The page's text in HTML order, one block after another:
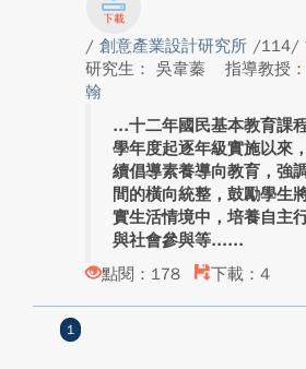
/ 創意產業設計研究所 /114/
研究生： 吳韋蓁
指導教授：
翰
十二年國民基本教育課
學年度起逐年級實施以來
續倡導素養導向教育，強
間的橫向統整，鼓勵學生
實生活情境中，培養自主
與社會參與等...
點閱：178
下載：4
1